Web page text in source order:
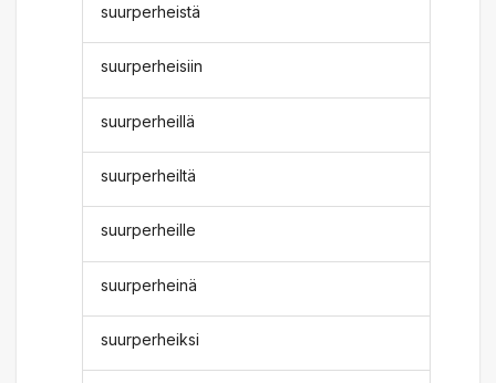
suurperheistä
suurperheisiin
suurperheillä
suurperheiltä
suurperheille
suurperheinä
suurperheiksi